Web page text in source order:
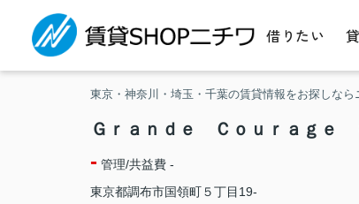
借りたい
東京・神奈川・埼玉・千葉の賃貸情報をお探しなら
Ｇｒａｎｄｅ Ｃｏｕｒａｇｅ
- 管理/共益費 -
東京都調布市国領町５丁目19-